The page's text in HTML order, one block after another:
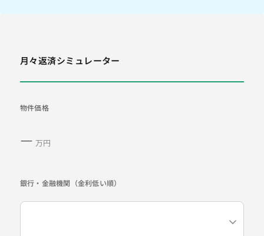
月々返済シミュレーター
物件価格
― 万円
銀行・金融機関（金利低い順）